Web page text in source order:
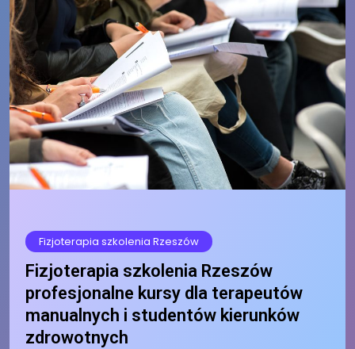
Fizjoterapia szkolenia Rzeszów
Fizjoterapia szkolenia Rzeszów
profesjonalne kursy dla terapeutów
manualnych i studentów kierunków
zdrowotnych